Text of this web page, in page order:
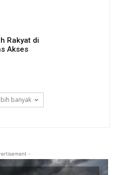
Rakyat di
Akses
banyak
-